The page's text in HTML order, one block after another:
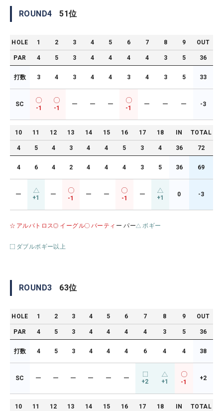
ROUND4 51位
HOLE 1 2 3 4 5 6 7 8 9 OUT
PAR 4 5 3 4 4 4 4 3 5 36
打数 3 4 3 4 4 3 4 3 5 33
SC
-1 -1
ー ー ー
-1
ー ー ー -3
10 11 12 13 14 15 16 17 18 IN TOTAL
4 5 4 3 4 4 5 3 4 36 72
4 6 4 2 4 4 4 3 5 36 69
ー +1 ー
-1
ー ー
-1
ー +1 0 -3
アルバトロス イーグル バーティ ー パー ボギー
ダブルボギー以上
ROUND3 63位
HOLE 1 2 3 4 5 6 7 8 9 OUT
PAR 4 5 3 4 4 4 4 3 5 36
打数 4 5 3 4 4 4 6 4 4 38
SC ー ー ー ー ー ー +2 +1 -1
+2
10 11 12 13 14 15 16 17 18 IN TOTAL